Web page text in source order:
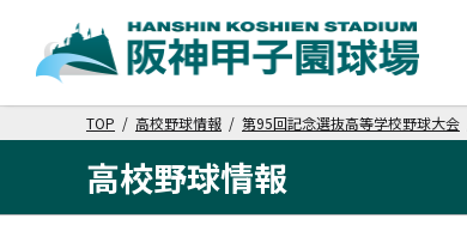
TOP / 高校野球情報 / 第95回記念選抜高等学校野球大会
高校野球情報